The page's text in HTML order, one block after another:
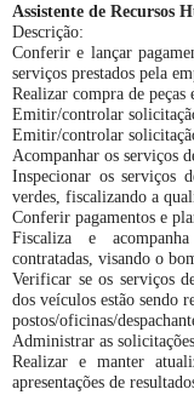
Assistente de Recursos
Descrição:
Conferir e lançar
serviços prestados pela
Realizar compra de peças
Emitir/controlar
Emitir/controlar
Acompanhar os serviços
Inspecionar os serviços
verdes, fiscalizando a
Conferir pagamentos e
Fiscaliza e
contratadas, visando o
Verificar se os serviços
dos veículos estão sendo
postos/oficinas/
Administrar as
Realizar e manter
apresentações de